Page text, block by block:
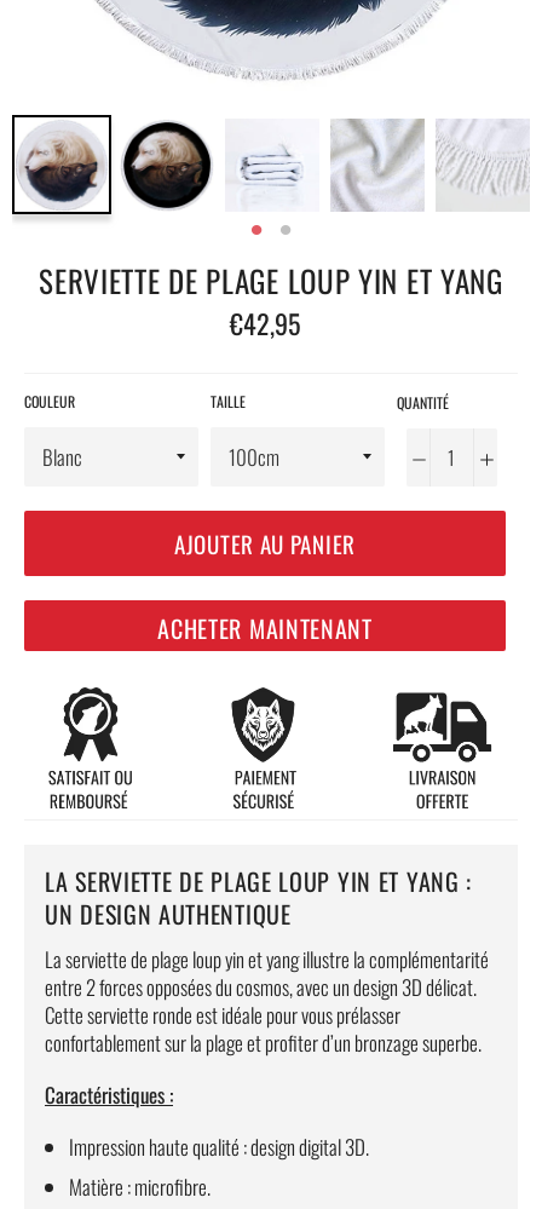
SERVIETTE DE PLAGE LOUP YIN ET YANG
Prix
régulier
€42,95
COULEUR TAILLE QUANTITÉ
− +
AJOUTER AU PANIER
ACHETER MAINTENANT
LA SERVIETTE DE PLAGE LOUP YIN ET YANG :
UN DESIGN AUTHENTIQUE
La serviette de plage loup yin et yang illustre la complémentarité
entre 2 forces opposées du cosmos, avec un design 3D délicat.
Cette serviette ronde est idéale pour vous prélasser
confortablement sur la plage et profiter d’un bronzage superbe.
Caractéristiques :
Impression haute qualité : design digital 3D.
Matière : microfibre.